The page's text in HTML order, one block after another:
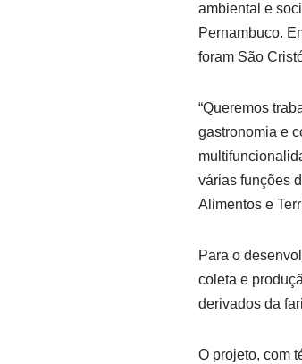
ambiental e
Pernambuco.
foram São
“Queremos
gastronomia e
várias funções
Alimentos e
Para o
coleta e
derivados da
O projeto, com